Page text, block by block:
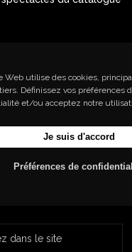
Web utilise des cookies,
Définissez vos préférences
et/ou acceptez notre
Préférences de
Je suis d'accord